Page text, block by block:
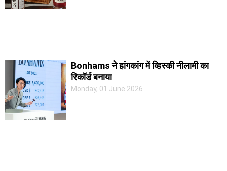
Bonhams ने हांगकांग में व्हिस्की नीलामी का
रिकॉर्ड बनाया
Monday, 01 June 2026